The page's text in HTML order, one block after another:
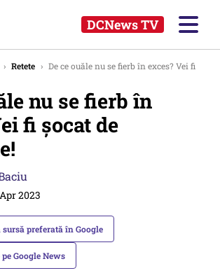
DCNews TV
› Retete › De ce ouăle nu se fierb în exces? Vei fi
nu se fierb în
fi șocat de
2023
sursă preferată în Google
Google News